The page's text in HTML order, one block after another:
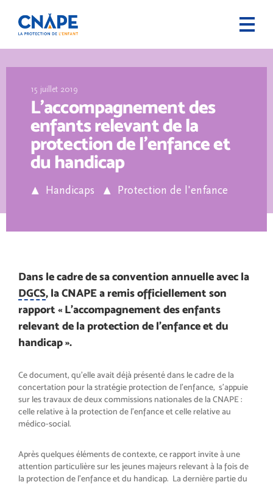
15 juillet 2019
L’accompagnement des
enfants relevant de la
protection de l’enfance et
du handicap
Handicaps Protection de l'enfance
Dans le cadre de sa convention annuelle avec la
DGCS, la CNAPE a remis officiellement son
rapport « L’accompagnement des enfants
relevant de la protection de l’enfance et du
handicap ».
Ce document, qu’elle avait déjà présenté dans le cadre de la
concertation pour la stratégie protection de l’enfance, s’appuie
sur les travaux de deux commissions nationales de la CNAPE :
celle relative à la protection de l’enfance et celle relative au
médico-social.
Après quelques éléments de contexte, ce rapport invite à une
attention particulière sur les jeunes majeurs relevant à la fois de
la protection de l’enfance et du handicap. La dernière partie du